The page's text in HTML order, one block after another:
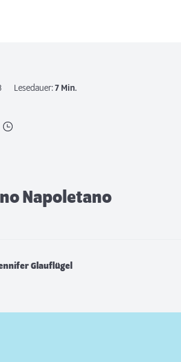
Lesedauer:7 Min.
Napoletano
Glauflügel